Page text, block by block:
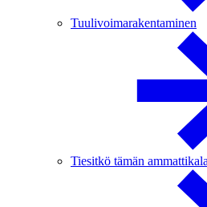
Tuulivoimarakentaminen
Tiesitkö tämän